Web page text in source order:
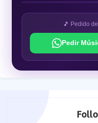
🎵 Pedido
Pedir